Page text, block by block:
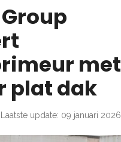
met
plat dak
Laatste update: 09 januari 2026